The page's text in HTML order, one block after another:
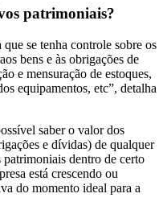
patrimoniais?
se tenha controle sobre os
bens e às obrigações de
e mensuração de estoques,
equipamentos, etc”, detalha
saber o valor dos
e dívidas) de qualquer
dentro de certo
está crescendo ou
do momento ideal para a